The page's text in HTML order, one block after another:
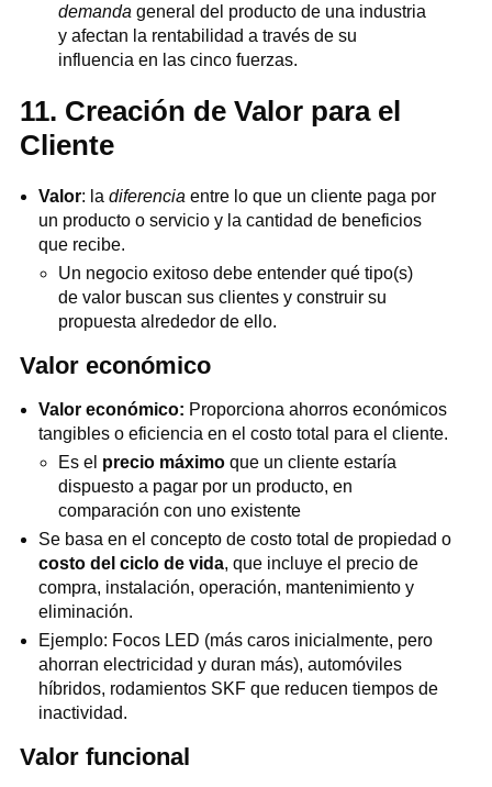
demanda general del producto de una industria
y afectan la rentabilidad a través de su
influencia en las cinco fuerzas.
11. Creación de Valor para el
Cliente
Valor: ladiferencia entre lo que un cliente paga por
un producto o servicio y la cantidad de beneficios
que recibe.
Un negocio exitoso debe entender qué tipo(s)
de valor buscan sus clientes y construir su
propuesta alrededor de ello.
Valor económico
Valor económico: Proporciona ahorros económicos
tangibles o eficiencia en el costo total para el cliente.
Es el precio máximoque un cliente estaría
dispuesto a pagar por un producto, en
comparación con uno existente
Se basa en el concepto de costo total de propiedad o
costo del ciclo de vida, que incluye el precio de
compra, instalación, operación, mantenimiento y
eliminación.
Ejemplo: Focos LED (más caros inicialmente, pero
ahorran electricidad y duran más), automóviles
híbridos, rodamientos SKF que reducen tiempos de
inactividad.
Valor funcional